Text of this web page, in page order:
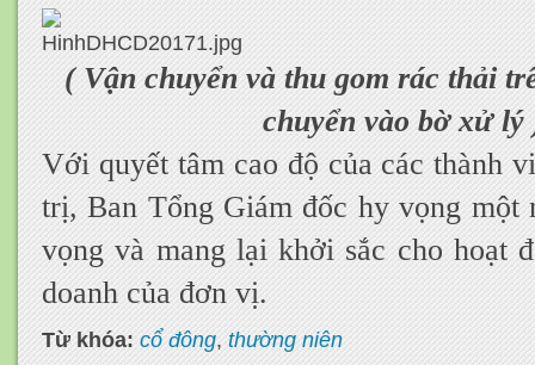
( Vận chuyển và thu gom rác thải
chuyển vào bờ xử lý
Với quyết tâm cao độ của các thành
trị, Ban Tổng Giám đốc hy vọng một
vọng và mang lại khởi sắc cho hoạt
doanh của đơn vị.
Từ khóa: cổ đông, thường niên